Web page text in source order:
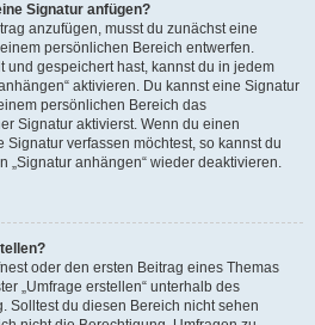
Signatur anfügen?
anzufügen, musst du zunächst eine
persönlichen Bereich entwerfen.
und gespeichert hast, kannst du in jedem
aktivieren. Du kannst eine Signatur
persönlichen Bereich das
Signatur aktivierst. Wenn du einen
verfassen möchtest, so kannst du
„Signatur anhängen“ wieder deaktivieren.
oder den ersten Beitrag eines Themas
„Umfrage erstellen“ unterhalb des
Solltest du diesen Bereich nicht sehen